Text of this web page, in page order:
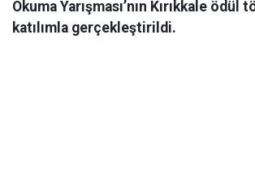
Okuma Yarışması’nın Kırıkkale ödül
katılımla gerçekleştirildi.